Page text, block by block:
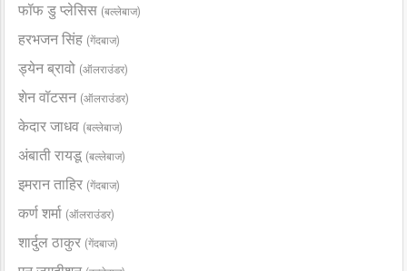
फॉफ डु प्लेसिस (बल्लेबाज)
हरभजन सिंह (गेंदबाज)
ड्येन ब्रावो (ऑलराउंडर)
शेन वॉटसन (ऑलराउंडर)
केदार जाधव (बल्लेबाज)
अंबाती रायडू (बल्लेबाज)
इमरान ताहिर (गेंदबाज)
कर्ण शर्मा (ऑलराउंडर)
शार्दुल ठाकुर (गेंदबाज)